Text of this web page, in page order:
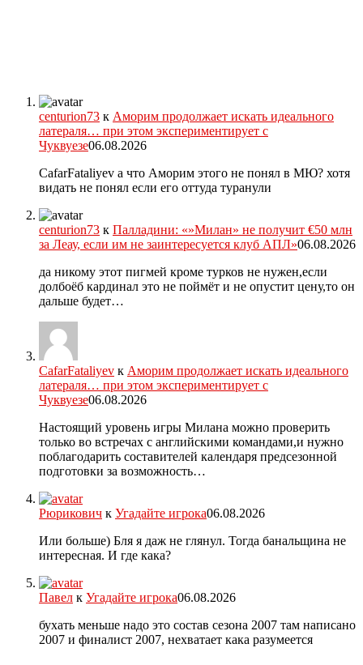
centurion73 к Аморим продолжает искать идеального
латераля… при этом экспериментирует с
Чуквуезе06.08.2026
CafarFataliyev а что Аморим этого не понял в МЮ? хотя
видать не понял если его оттуда туранули
centurion73 к Палладини: «»Милан» не получит €50 млн
за Леау, если им не заинтересуется клуб АПЛ»06.08.2026
да никому этот пигмей кроме турков не нужен,если
долбоёб кардинал это не поймёт и не опустит цену,то он
дальше будет…
CafarFataliyev к Аморим продолжает искать идеального
латераля… при этом экспериментирует с
Чуквуезе06.08.2026
Настоящий уровень игры Милана можно проверить
только во встречах с английскими командами,и нужно
поблагодарить составителей календаря предсезонной
подготовки за возможность…
Рюрикович к Угадайте игрока06.08.2026
Или больше) Бля я даж не глянул. Тогда банальщина не
интересная. И где кака?
Павел к Угадайте игрока06.08.2026
бухать меньше надо это состав сезона 2007 там написано
2007 и финалист 2007, нехватает кака разумеется